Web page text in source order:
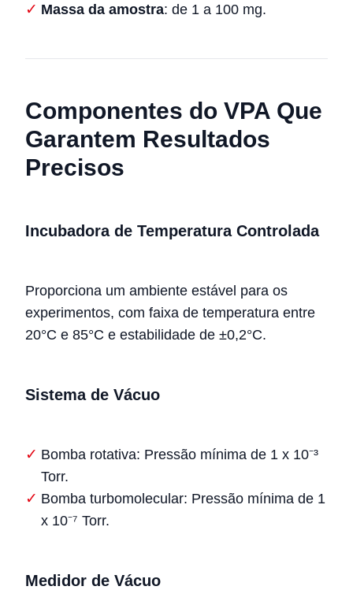
Massa da amostra: de 1 a 100 mg.
Componentes do VPA Que
Garantem Resultados
Precisos
Incubadora de Temperatura Controlada
Proporciona um ambiente estável para os
experimentos, com faixa de temperatura entre
20°C e 85°C e estabilidade de ±0,2°C.
Sistema de Vácuo
Bomba rotativa: Pressão mínima de 1 x 10⁻³
Torr.
Bomba turbomolecular: Pressão mínima de 1
x 10⁻⁷ Torr.
Medidor de Vácuo